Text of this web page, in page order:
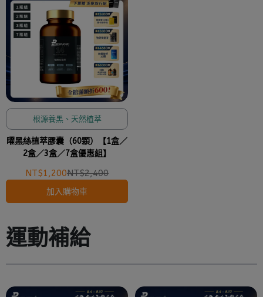
根源養黑、天然植萃
曜黑絲植萃膠囊（60顆）【1盒／
2盒／3盒／7盒優惠組】
NT$1,200NT$2,400
加入購物車
運動補給